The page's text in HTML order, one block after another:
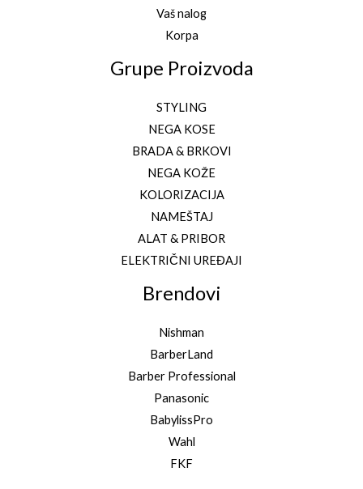
Vaš nalog
Korpa
Grupe Proizvoda
STYLING
NEGA KOSE
BRADA & BRKOVI
NEGA KOŽE
KOLORIZACIJA
NAMEŠTAJ
ALAT & PRIBOR
ELEKTRIČNI UREĐAJI
Brendovi
Nishman
BarberLand
Barber Professional
Panasonic
BabylissPro
Wahl
FKF